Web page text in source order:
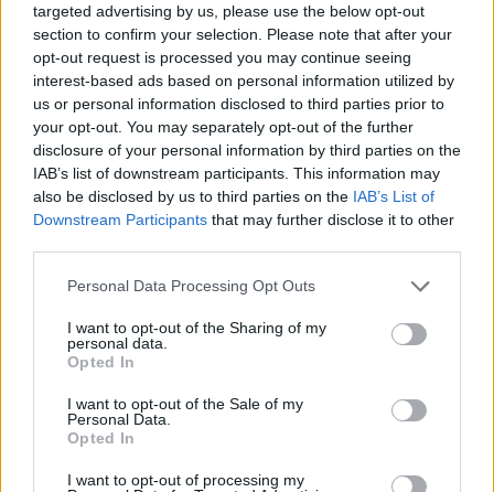
targeted advertising by us, please use the below opt-out
section to confirm your selection. Please note that after your
opt-out request is processed you may continue seeing
interest-based ads based on personal information utilized by
us or personal information disclosed to third parties prior to
your opt-out. You may separately opt-out of the further
disclosure of your personal information by third parties on the
IAB’s list of downstream participants. This information may
also be disclosed by us to third parties on the IAB’s List of
Downstream Participants that may further disclose it to other
Personal Data Processing Opt Outs
I want to opt-out of the Sharing of my
personal data.
Opted In
I want to opt-out of the Sale of my
Personal Data.
Opted In
I want to opt-out of processing my
Jei įrangą iš telekomunikacijų bendrovių
įprastai perkate išsimokėtinai, rudenį jūsų
laukia pokyčiai. Nuo tada tai bus prilyginta
vartojimo kreditui – tai reiškia, kad lizingo
galimybe susidomėjusių gyventojų
pajamos bus vertinamos griežčiau.
Daugiau nuotraukų (7)